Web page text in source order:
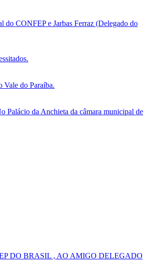
do CONFEP e Jarbas Ferraz (Delegado do
do Paraíba.
Palácio da Anchieta da câmara municipal de
DO BRASIL , AO AMIGO DELEGADO